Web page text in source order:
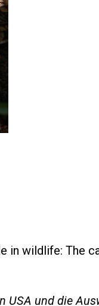
in wildlife: The
und die